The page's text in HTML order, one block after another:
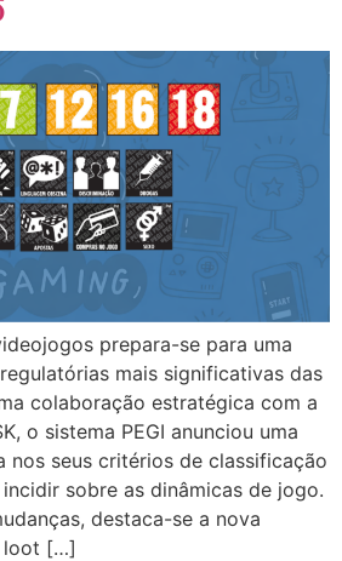
prepara-se para uma
mais significativas das
colaboração estratégica com a
o sistema PEGI anunciou uma
nos seus critérios de classificação
sobre as dinâmicas de jogo.
destaca-se a nova
loot […]